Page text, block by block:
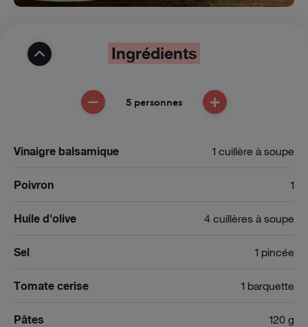
Ingrédients
ENLEVER UNE PERSONNE
5 personnes AJOUTER UNE
Vinaigre balsamique 1 cuillère à soupe
Poivron 1
Huile d'olive 4 cuillères à soupe
Sel 1 pincée
Tomate cerise 1 barquette
Pâtes 120 g